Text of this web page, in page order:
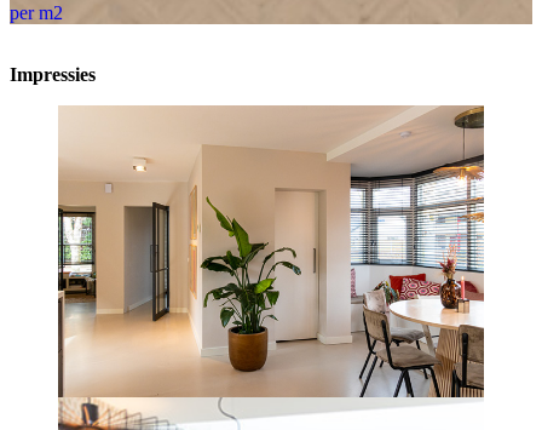
per m2
Impressies